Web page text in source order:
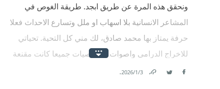
ونحقق هذه المرة عن طريق ابجد. طريقة الغوص في
المشاعر الانسانية بلا اسهاب او ملل وتسارع الاحداث فعلا
حرفة يمتاز بها محمد صادق، لك مني كل التحية. تحياتي
للاخراج الدرامي واصوات الشخصيات جميعا كانت مقنعة
جدا واجادت ادوارها، لقد احسست بكل مشاعركم
3‏/1‏/2026
.